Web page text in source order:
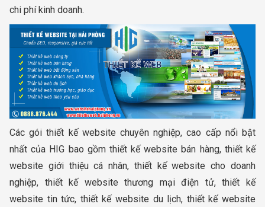
chi phí kinh doanh.
Các gói thiết kế website chuyên nghiệp, cao cấp nổi bật
nhất của HIG bao gồm thiết kế website bán hàng, thiết kế
website giới thiệu cá nhân, thiết kế website cho doanh
nghiệp, thiết kế website thương mại điện tử, thiết kế
website tin tức, thiết kế website du lịch, thiết kế website